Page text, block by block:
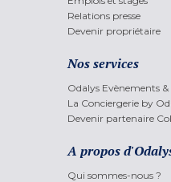
Relations presse
Devenir propriétaire
Nos services
Odalys Evènements
La Conciergerie by
Devenir partenaire
A propos
Qui sommes-nous ?